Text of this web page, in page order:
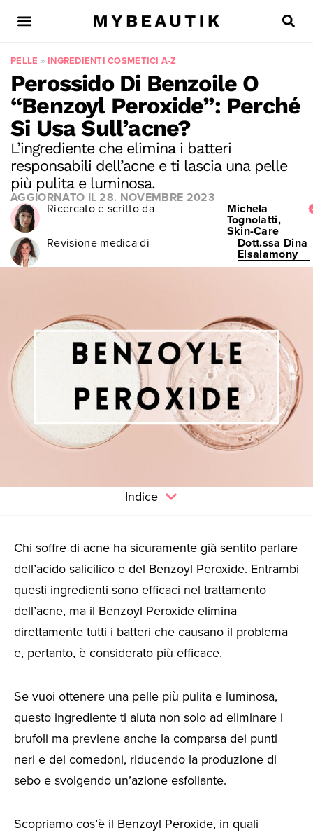
PELLE » INGREDIENTI COSMETICI A-Z
Perossido Di Benzoile O
“Benzoyl Peroxide”: Perché
Si Usa Sull’acne?
L’ingrediente che elimina i batteri
responsabili dell’acne e ti lascia una pelle
più pulita e luminosa.
AGGIORNATO IL28. NOVEMBRE 2023
Ricercato e scritto da Michela
Tognolatti,
Skin-Care
Revisione medica di Dott.ssa Dina
Elsalamony
Indice
Chi soffre di acne ha sicuramente già sentito parlare
dell’acido salicilico e del Benzoyl Peroxide. Entrambi
questi ingredienti sono efficaci nel trattamento
dell’acne, ma il Benzoyl Peroxide elimina
direttamente tutti i batteri che causano il problema
e, pertanto, è considerato più efficace.
Se vuoi ottenere una pelle più pulita e luminosa,
questo ingrediente ti aiuta non solo ad eliminare i
brufoli ma previene anche la comparsa dei punti
neri e dei comedoni, riducendo la produzione di
sebo e svolgendo un’azione esfoliante.
Scopriamo cos’è il Benzoyl Peroxide, in quali